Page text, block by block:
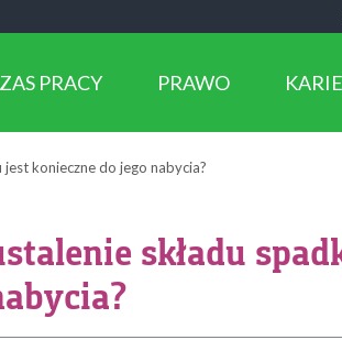
PRACY PRAWO
jest konieczne do jego nabycia?
składu